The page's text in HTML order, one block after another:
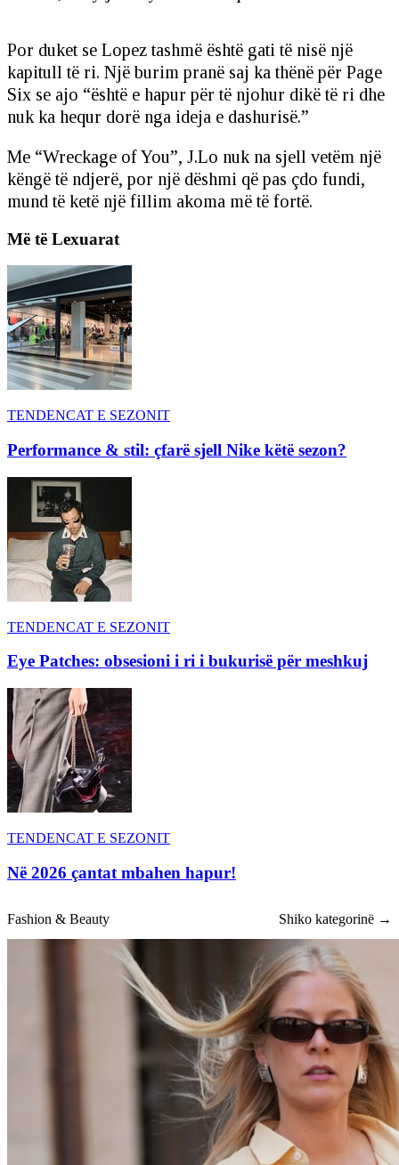
Por duket se Lopez tashmë është gati të nisë një
kapitull të ri. Një burim pranë saj ka thënë për Page
Six se ajo “është e hapur për të njohur dikë të ri dhe
nuk ka hequr dorë nga ideja e dashurisë.”
Me “Wreckage of You”, J.Lo nuk na sjell vetëm një
këngë të ndjerë, por një dëshmi që pas çdo fundi,
mund të ketë një fillim akoma më të fortë.
Më të Lexuarat
TENDENCAT E SEZONIT
Performance & stil: çfarë sjell Nike këtë sezon?
TENDENCAT E SEZONIT
Eye Patches: obsesioni i ri i bukurisë për meshkuj
TENDENCAT E SEZONIT
Në 2026 çantat mbahen hapur!
Fashion & Beauty Shiko kategorinë →